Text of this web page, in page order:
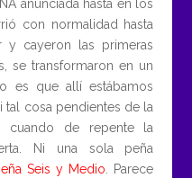
anunciada hasta en los
con normalidad hasta
cayeron las primeras
se transformaron en un
es que allí estábamos
cosa pendientes de la
cuando de repente la
Ni una sola peña
Seis y Medio. Parece